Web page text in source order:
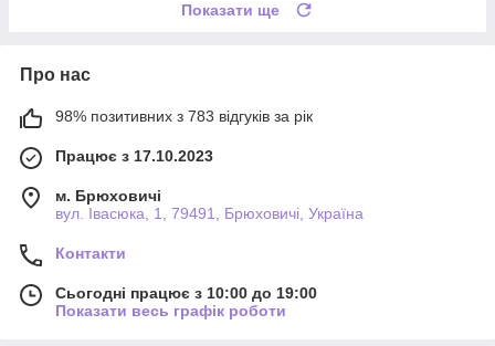
Показати ще
Про нас
98% позитивних з 783 відгуків за рік
Працює з 17.10.2023
м. Брюховичі
вул. Івасюка, 1, 79491, Брюховичі, Україна
Контакти
Сьогодні працює з 10:00 до 19:00
Показати весь графік роботи